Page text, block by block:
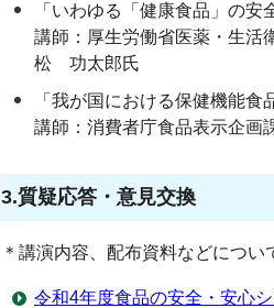
「いわゆる「健康食品」の安
講師：厚生労働省医薬・生
松 功太郎氏
「我が国における保健機能食
講師：消費者庁食品表示企
3.質疑応答・意見交換
＊講演内容、配布資料などについ
令和4年度食品の安全・安心